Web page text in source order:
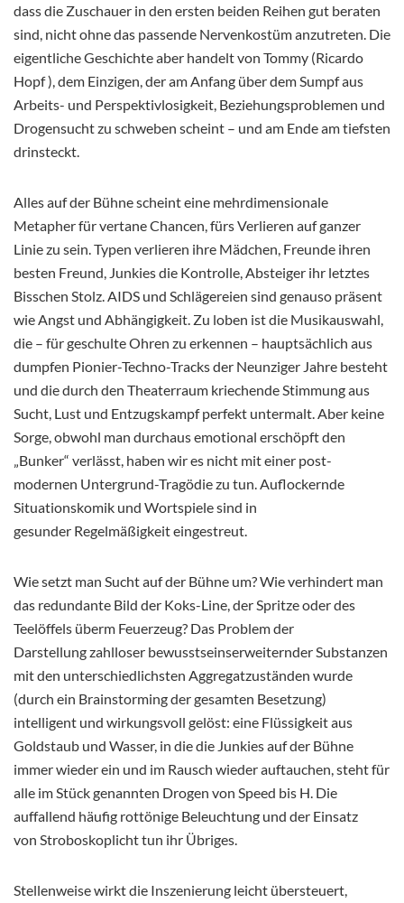
dass die Zuschauer in den ersten beiden Reihen gut beraten
sind, nicht ohne das passende Nervenkostüm anzutreten. Die
eigentliche Geschichte aber handelt von Tommy (Ricardo
Hopf ), dem Einzigen, der am Anfang über dem Sumpf aus
Arbeits- und Perspektivlosigkeit, Beziehungsproblemen und
Drogensucht zu schweben scheint – und am Ende am tiefsten
drinsteckt.
Alles auf der Bühne scheint eine mehrdimensionale
Metapher für vertane Chancen, fürs Verlieren auf ganzer
Linie zu sein. Typen verlieren ihre Mädchen, Freunde ihren
besten Freund, Junkies die Kontrolle, Absteiger ihr letztes
Bisschen Stolz. AIDS und Schlägereien sind genauso präsent
wie Angst und Abhängigkeit. Zu loben ist die Musikauswahl,
die – für geschulte Ohren zu erkennen – hauptsächlich aus
dumpfen Pionier-Techno-Tracks der Neunziger Jahre besteht
und die durch den Theaterraum kriechende Stimmung aus
Sucht, Lust und Entzugskampf perfekt untermalt. Aber keine
Sorge, obwohl man durchaus emotional erschöpft den
„Bunker“ verlässt, haben wir es nicht mit einer post-
modernen Untergrund-Tragödie zu tun. Auflockernde
Situationskomik und Wortspiele sind in
gesunder Regelmäßigkeit eingestreut.
Wie setzt man Sucht auf der Bühne um? Wie verhindert man
das redundante Bild der Koks-Line, der Spritze oder des
Teelöffels überm Feuerzeug? Das Problem der
Darstellung zahlloser bewusstseinserweiternder Substanzen
mit den unterschiedlichsten Aggregatzuständen wurde
(durch ein Brainstorming der gesamten Besetzung)
intelligent und wirkungsvoll gelöst: eine Flüssigkeit aus
Goldstaub und Wasser, in die die Junkies auf der Bühne
immer wieder ein und im Rausch wieder auftauchen, steht für
alle im Stück genannten Drogen von Speed bis H. Die
auffallend häufig rottönige Beleuchtung und der Einsatz
von Stroboskoplicht tun ihr Übriges.
Stellenweise wirkt die Inszenierung leicht übersteuert,